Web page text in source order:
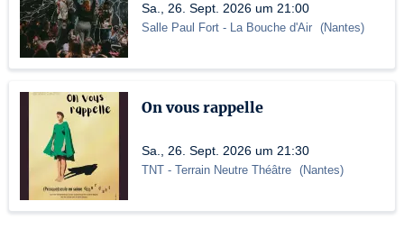
Sa., 26. Sept. 2026 um 21:00
Salle Paul Fort - La Bouche d'Air (Nantes)
On vous rappelle
Sa., 26. Sept. 2026 um 21:30
TNT - Terrain Neutre Théâtre (Nantes)